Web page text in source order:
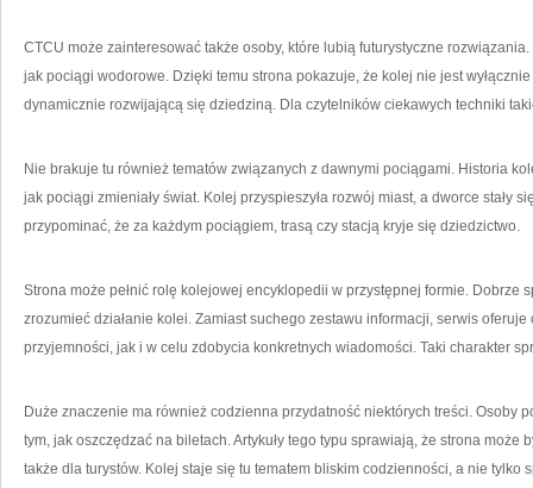
CTCU może zainteresować także osoby, które lubią futurystyczne
jak pociągi wodorowe. Dzięki temu strona pokazuje, że kolej nie jest
dynamicznie rozwijającą się dziedziną. Dla czytelników ciekawych techniki
Nie brakuje tu również tematów związanych z dawnymi pociągami. Historia
jak pociągi zmieniały świat. Kolej przyspieszyła rozwój miast, a dworce stały
przypominać, że za każdym pociągiem, trasą czy stacją kryje się dziedzictwo.
Strona może pełnić rolę kolejowej encyklopedii w przystępnej formie. Dobrze
zrozumieć działanie kolei. Zamiast suchego zestawu informacji, serwis
przyjemności, jak i w celu zdobycia konkretnych wiadomości. Taki charakter
Duże znaczenie ma również codzienna przydatność niektórych treści. Osoby
tym, jak oszczędzać na biletach. Artykuły tego typu sprawiają, że strona może
także dla turystów. Kolej staje się tu tematem bliskim codzienności, a nie